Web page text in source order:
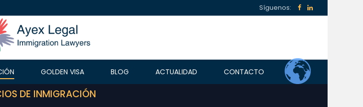
Síguenos:
GOLDEN VISA BLOG ACTUALIDAD CONTACTO
DE INMIGRACIÓN